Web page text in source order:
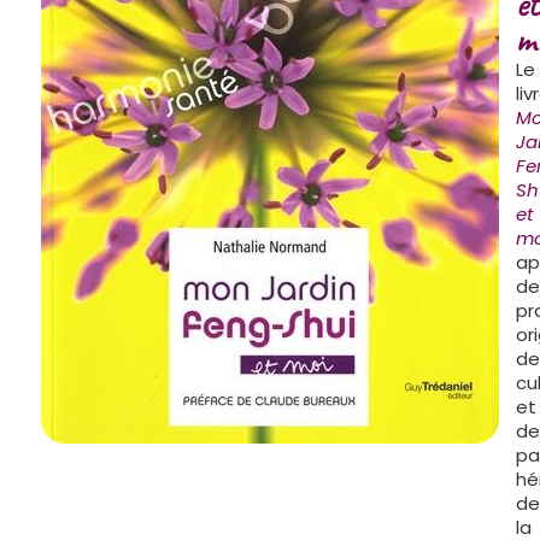
Le
et
de
et
de
de
la